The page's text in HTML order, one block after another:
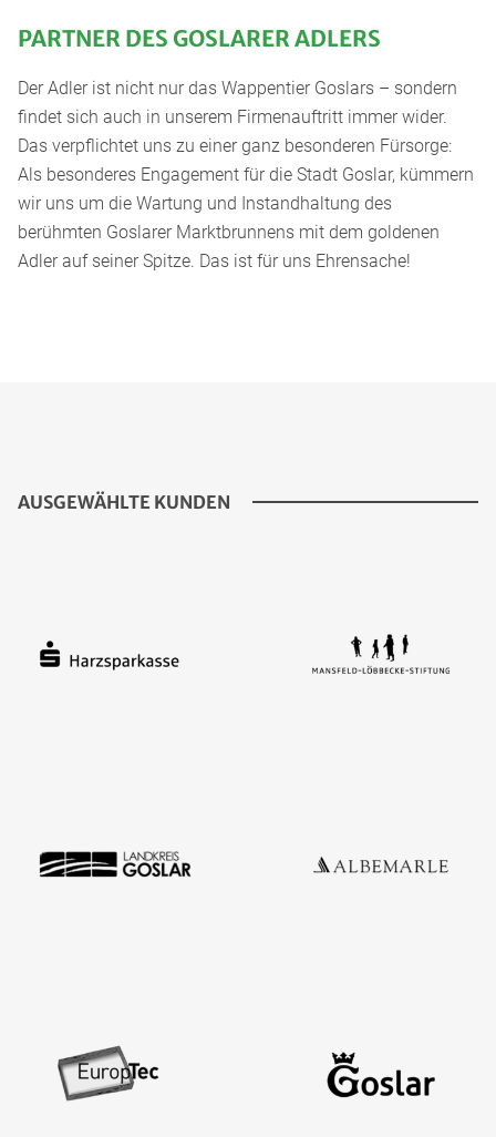
PARTNER DES GOSLARER ADLERS
Der Adler ist nicht nur das Wappentier Goslars – sondern
findet sich auch in unserem Firmenauftritt immer wider.
Das verpflichtet uns zu einer ganz besonderen Fürsorge:
Als besonderes Engagement für die Stadt Goslar, kümmern
wir uns um die Wartung und Instandhaltung des
berühmten Goslarer Marktbrunnens mit dem goldenen
Adler auf seiner Spitze. Das ist für uns Ehrensache!
AUSGEWÄHLTE KUNDEN